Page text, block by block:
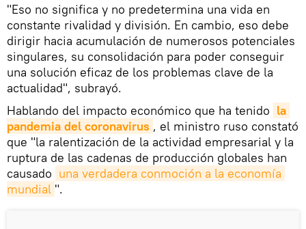
"Eso no significa y no predetermina una vida en
constante rivalidad y división. En cambio, eso debe
dirigir hacia acumulación de numerosos potenciales
singulares, su consolidación para poder conseguir
una solución eficaz de los problemas clave de la
actualidad", subrayó.
Hablando del impacto económico que ha tenido la
pandemia del coronavirus , el ministro ruso constató
que "la ralentización de la actividad empresarial y la
ruptura de las cadenas de producción globales han
causado una verdadera conmoción a la economía
mundial ".